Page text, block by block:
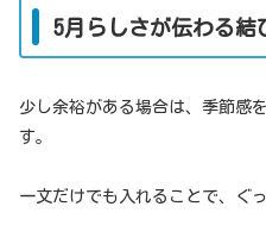
5月らしさが伝わる結
少し余裕がある場合は、季節感
す。
一文だけでも入れることで、ぐ